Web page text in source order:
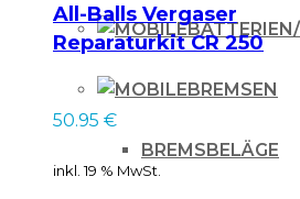
BREMSEN
BREMSBELÄGE
All-Balls Vergaser
Reparaturkit CR 250
50.95 €
inkl. 19 % MwSt.